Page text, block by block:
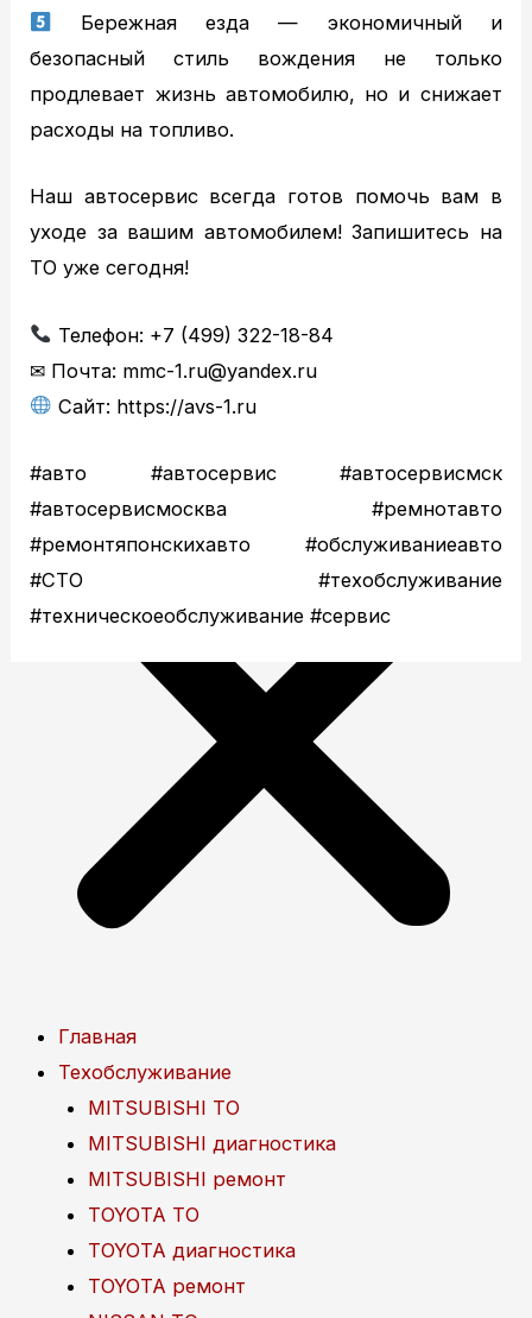
Главная
Техобслуживание
MITSUBISHI ТО
MITSUBISHI диагностика
MITSUBISHI ремонт
TOYOTA ТО
TOYOTA диагностика
TOYOTA ремонт
Бережная езда — экономичный и
безопасный стиль вождения не только
продлевает жизнь автомобилю, но и снижает
расходы на топливо.
Наш автосервис всегда готов помочь вам в
уходе за вашим автомобилем! Запишитесь на
ТО уже сегодня!
Телефон: +7 (499) 322-18-84
✉ Почта: mmc-1.ru@yandex.ru
Сайт: https://avs-1.ru
#авто #автосервис #автосервисмск
#автосервисмосква #ремнотавто
#ремонтяпонскихавто #обслуживаниеавто
#СТО #техобслуживание
#техническоеобслуживание #сервис